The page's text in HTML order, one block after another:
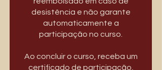
desistência e não garante
automaticamente a
participação no curso.
Ao concluir o curso, receba um
certificado de participação,